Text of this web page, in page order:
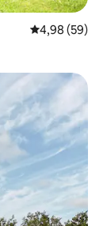
Évaluation
4,98 (59)